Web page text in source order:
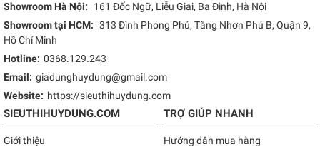
Showroom Hà Nội:
161 Đốc Ngữ, Liễu Giai, Ba Đình, Hà Nội
Showroom tại HCM: 313 Đình Phong Phú, Tăng Nhơn Phú B, Quận 9,
Hồ Chí Minh
Hotline: 0368.129.243
Email: giadunghuydung@gmail.com
Website: https://sieuthihuydung.com
SIEUTHIHUYDUNG.COM
Giới thiệu
TRỢ GIÚP NHANH
Hướng dẫn mua hàng